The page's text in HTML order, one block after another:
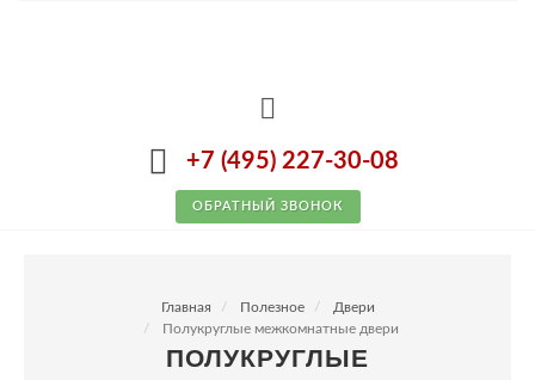
+7 (495) 227-30-08
ОБРАТНЫЙ ЗВОНОК
Главная Полезное
Двери
Полукруглые межкомнатные двери
ПОЛУКРУГЛЫЕ